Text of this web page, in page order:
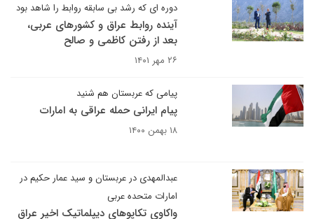
دوره ای که رشد بی سابقه روابط را شاهد بود
آینده روابط عراق و کشورهای عربی،
بعد از رفتن کاظمی و صالح
۲۶ مهر ۱۴۰۱
پیامی که عربستان هم شنید
پیام ایرانی حمله عراقی به امارات
۱۸ بهمن ۱۴۰۰
عبدالمهدی در عربستان و سید عمار حکیم در
امارات متحده عربی
واکاوی تکاپوهای دیپلماتیک اخیر عراق